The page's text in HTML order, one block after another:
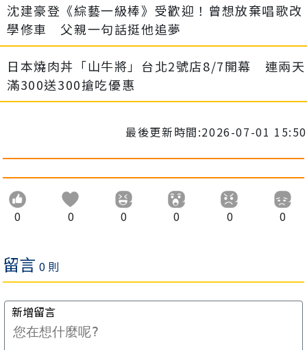
沈建豪登《綜藝一級棒》受歡迎！曾想放棄唱歌改
學修車 父親一句話挺他追夢
日本燒肉丼「山牛將」台北2號店8/7開幕 連兩天
滿300送300搶吃優惠
最後更新時間:2026-07-01 15:50
0 0 0 0 0 0